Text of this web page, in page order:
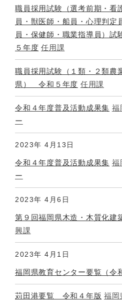
職員採用試験（選考前期・看
員・獣医師・船員・心理判定
員・保健師・職業指導員）
５年度 任用課
職員採用試験（１類・２類農
県） 令和５年度 任用課
令和４年度普及活動成果集 福
ー
2023年 4月13日
令和４年度普及活動成果集 福
ー
2023年 4月6日
第９回福岡県木造・木質化建
興課
2023年 4月1日
福岡県教育センター要覧（令
苅田港要覧 令和４年版 福岡